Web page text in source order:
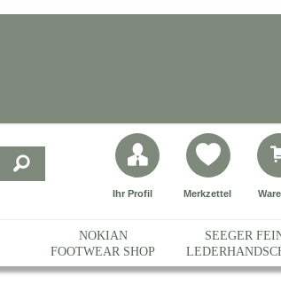
Ihr Profil Merkzettel
NOKIAN
FOOTWEAR SHOP
SEEGER